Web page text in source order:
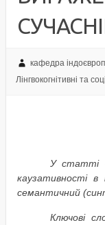
кафедра
Лінгвокогнітивні та
У статті
каузативності в
семантичний
Ключові